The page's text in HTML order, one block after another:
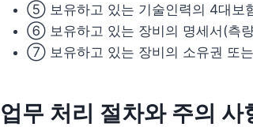
⑤ 보유하고 있는 기술인력의 4대보
⑥ 보유하고 있는 장비의 명세서(측
⑦ 보유하고 있는 장비의 소유권 또
업무 처리 절차와 주의 사